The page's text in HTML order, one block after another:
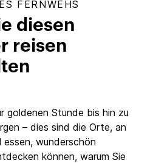
FERNWEHS
diesen
reisen
goldenen Stunde bis hin zu
– dies sind die Orte, an
wunderschön
können, warum Sie